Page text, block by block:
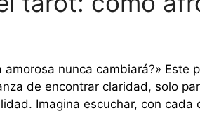
nunca cambiará?» Este
de encontrar claridad, solo
Imagina escuchar, con cada